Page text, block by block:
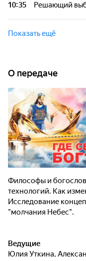
10:35 Решающий
Философы и
технологий.
Исследование
Показать ещё
О передаче
Философы и
технологий. Как
Исследование
"молчания Небес".
Ведущие
Юлия Уткина,